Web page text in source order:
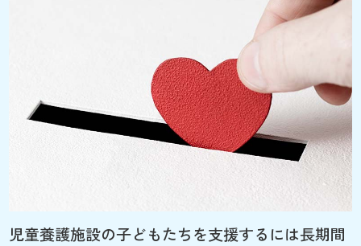
児童養護施設の子どもたちを支援するには長期間